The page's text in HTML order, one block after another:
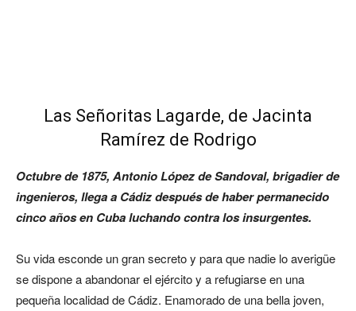
Las Señoritas Lagarde, de Jacinta
Ramírez de Rodrigo
Octubre de 1875, Antonio López de Sandoval, brigadier de
ingenieros, llega a Cádiz después de haber permanecido
cinco años en Cuba luchando contra los insurgentes.
Su vida esconde un gran secreto y para que nadie lo averigüe
se dispone a abandonar el ejército y a refugiarse en una
pequeña localidad de Cádiz. Enamorado de una bella joven,